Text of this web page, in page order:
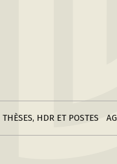
THÈSES, HDR ET POSTES
Postes